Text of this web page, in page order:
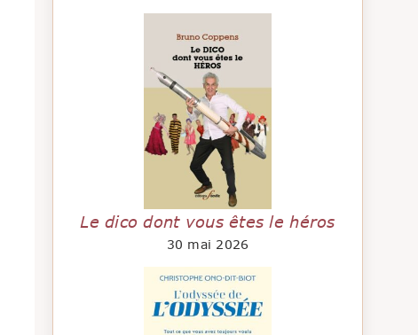
Le dico dont vous êtes le héros
30 mai 2026